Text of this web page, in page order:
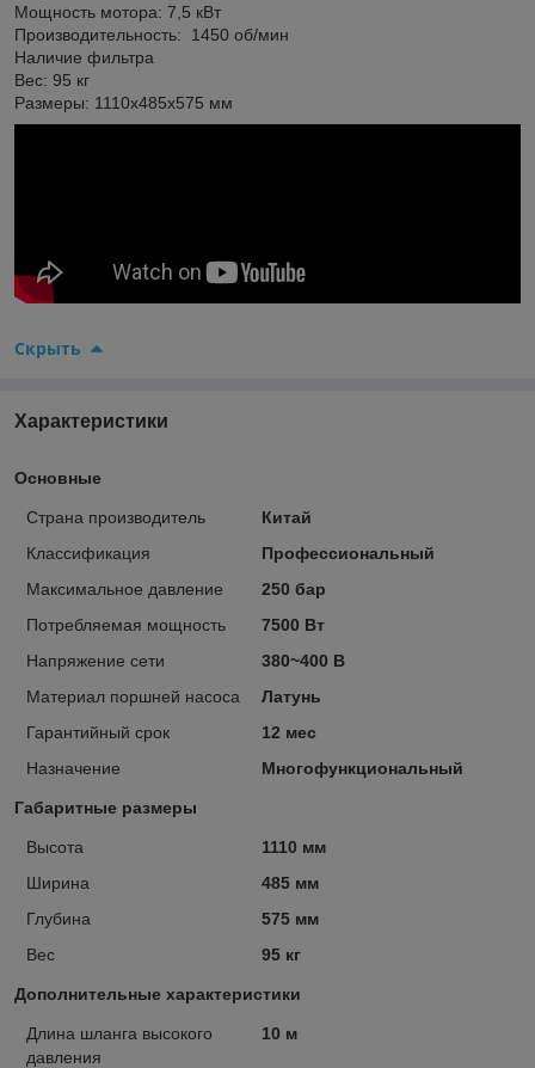
Мощность мотора: 7,5 кВт
Производительность: 1450 об/мин
Наличие фильтра
Вес: 95 кг
Размеры: 1110x485x575 мм
Скрыть
Характеристики
Основные
Страна производитель
Китай
Классификация
Профессиональный
Максимальное давление
250 бар
Потребляемая мощность
7500 Вт
Напряжение сети
380~400 В
Материал поршней насоса
Латунь
Гарантийный срок
12 мес
Назначение
Многофункциональный
Габаритные размеры
Высота
1110 мм
Ширина
485 мм
Глубина
575 мм
Вес
95 кг
Дополнительные характеристики
Длина шланга высокого
давления
10 м